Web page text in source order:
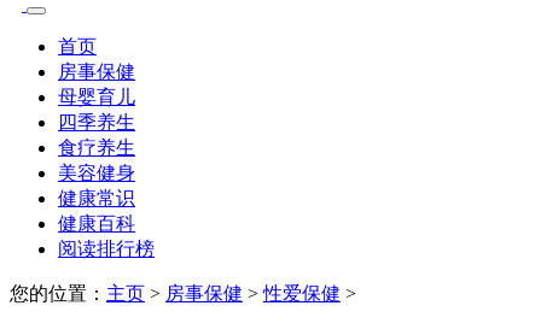
首页
房事保健
母婴育儿
四季养生
食疗养生
美容健身
健康常识
健康百科
阅读排行榜
您的位置： 主页 > 房事保健 >性爱保健 >